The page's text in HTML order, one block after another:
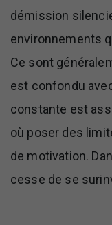
démission
environnements
Ce sont
est confondu
constante est
où poser des
de motivation.
cesse de se